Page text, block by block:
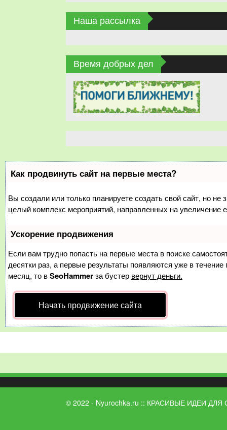
Наша рассылка
Время добрых дел
Как продвинуть сайт на первые места?
Вы создали или только планируете создать свой сайт, но не
целый комплекс мероприятий, направленных на увеличение
Ускорение продвижения
Если вам трудно попасть на первые места в поиске
десятки раз, а первые результаты появляются уже в
месяц, то вSeoHammerза бустер вернут деньги.
Начать продвижение сайта
© 2022 - Nyurochka.ru :: КРАСИВЫЕ ИДЕИ ДЛЯ